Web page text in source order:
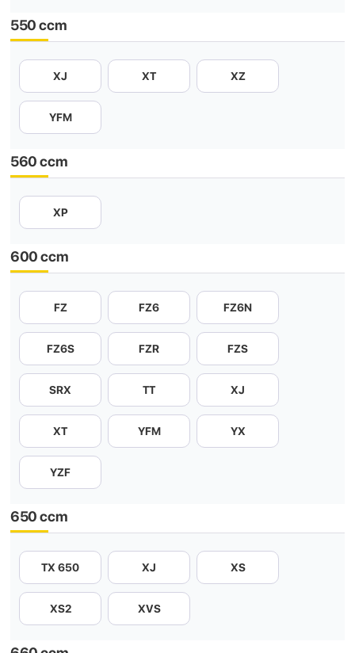
550 ccm
XJ XT XZ
YFM
560 ccm
XP
600 ccm
FZ FZ6 FZ6N
FZ6S FZR FZS
SRX TT XJ
XT YFM YX
YZF
650 ccm
TX 650 XJ XS
XS2 XVS